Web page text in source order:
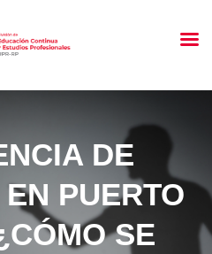
DE
PUERTO
SE